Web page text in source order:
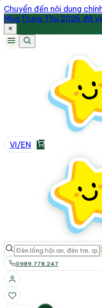
Chuyển đến nội dung
Mùa Trung Thu 2026 đã
VI/EN
0989.778.247